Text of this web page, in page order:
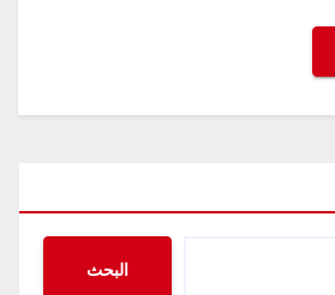
البحث